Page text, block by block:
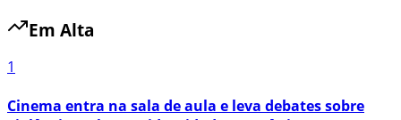
Em Alta
1
Cinema entra na sala de aula e leva debates sobre